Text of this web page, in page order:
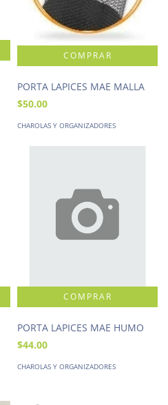
PORTA LAPICES MAE MALLA
$50.00
CHAROLAS Y ORGANIZADORES
PORTA LAPICES MAE HUMO
$44.00
CHAROLAS Y ORGANIZADORES